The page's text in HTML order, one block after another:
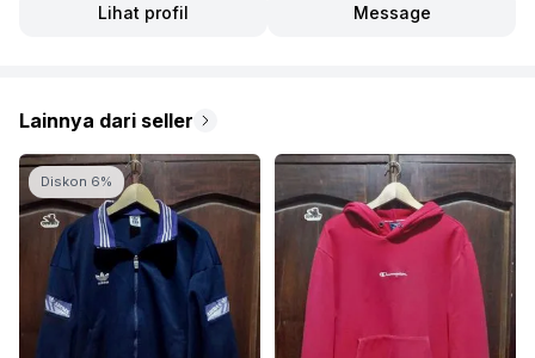
Lainnya dari seller
Diskon 6%
Lihat profil Message